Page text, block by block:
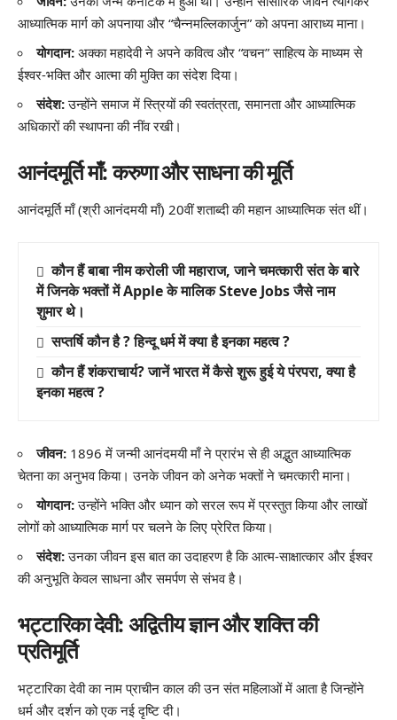
आध्यात्मिक मार्ग को अपनाया और “चैन्नमल्लिकार्जुन” को अपना आराध्य माना।
योगदान: अक्का महादेवी ने अपने कवित्व और “वचन” साहित्य के माध्यम से
ईश्वर-भक्ति और आत्मा की मुक्ति का संदेश दिया।
संदेश:उन्होंने समाज में स्त्रियों की स्वतंत्रता, समानता और आध्यात्मिक
अधिकारों की स्थापना की नींव रखी।
आनंदमूर्ति माँ: करुणा और साधना की मूर्ति
आनंदमूर्ति माँ (श्री आनंदमयी माँ) 20वीं शताब्दी की महान आध्यात्मिक संत थीं।
कौन हैं बाबा नीम करोली जी महाराज, जाने चमत्कारी संत के बारे
में जिनके भक्तों में Apple के मालिक Steve Jobs जैसे नाम
शुमार थे।
सप्तर्षि कौन है ? हिन्दू धर्म में क्या है इनका महत्व ?
कौन हैं शंकराचार्य? जानें भारत में कैसे शुरू हुई ये पंरपरा, क्या है
इनका महत्व ?
जीवन: 1896 में जन्मी आनंदमयी माँ ने प्रारंभ से ही अद्भुत आध्यात्मिक
चेतना का अनुभव किया। उनके जीवन को अनेक भक्तों ने चमत्कारी माना।
योगदान:उन्होंने भक्ति और ध्यान को सरल रूप में प्रस्तुत किया और लाखों
लोगों को आध्यात्मिक मार्ग पर चलने के लिए प्रेरित किया।
संदेश:उनका जीवन इस बात का उदाहरण है कि आत्म-साक्षात्कार और ईश्वर
की अनुभूति केवल साधना और समर्पण से संभव है।
भट्टारिका देवी: अद्वितीय ज्ञान और शक्ति की
प्रतिमूर्ति
भट्टारिका देवी का नाम प्राचीन काल की उन संत महिलाओं में आता है जिन्होंने
धर्म और दर्शन को एक नई दृष्टि दी।